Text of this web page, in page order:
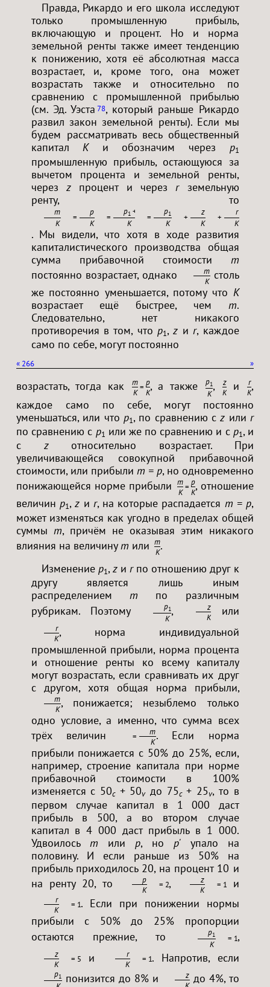
Правда, Рикардо и его школа исследуют
только промышленную прибыль,
включающую и процент. Но и норма
земельной ренты также имеет тенденцию
к понижению, хотя её абсолютная масса
возрастает, и, кроме того, она может
возрастать также и относительно по
сравнению с промышленной прибылью
(см. Эд. Уэста 78, который раньше Рикардо
развил закон земельной ренты). Если мы
будем рассматривать весь общественный
капиталKи обозначим через p1
промышленную прибыль, остающуюся за
вычетом процента и земельной ренты,
через zпроцент и черезrземельную
ренту, то
m = p =
p1 +
=
p1 + z +
r
K
K K K K K
. Мы видели, что хотя в ходе развития
капиталистического производства общая
сумма прибавочной стоимости m
постоянно возрастает, однако
m
Kстоль
же постоянно уменьшается, потому что K
возрастает ещё быстрее, чем m.
Следовательно, нет никакого
противоречия в том, что p1,z иr, каждое
само по себе, могут постоянно
« »
266
возрастать, тогда как m= p
K
K, а также p1
K
,
z
K
и
r
K,
каждое само по себе, могут постоянно
уменьшаться, или что p1, по сравнению сz илиr
по сравнению с p1 или же по сравнению и с p1, и
с zотносительно возрастает. При
увеличивающейся совокупной прибавочной
стоимости, или прибыли m = p, но одновременно
понижающейся норме прибыли m= p
K
K, отношение
величинp1,z и r, на которые распадается m = p,
может изменяться как угодно в пределах общей
суммы m, причём не оказывая этим никакого
влияния на величинуm или m
K.
Изменение p1,z и rпо отношению друг к
другу является лишь иным
распределением m по различным
рубрикам. Поэтому
p1
K
,
z
K
или
r
K, норма индивидуальной
промышленной прибыли, норма процента
и отношение ренты ко всему капиталу
могут возрастать, если сравнивать их друг
с другом, хотя общая норма прибыли,
m
K, понижается; незыблемо только
одно условие, а именно, что сумма всех
трёх величин
=
m
K. Если норма
прибыли понижается с 50% до 25%, если,
например, строение капитала при норме
прибавочной стоимости в 100%
изменяется с 50c+ 50vдо 75c+ 25v, то в
первом случае капитал в 1 000 даст
прибыль в 500, а во втором случае
капитал в 4 000 даст прибыль в 1 000.
Удвоилось m или p, но р'упало на
половину. И если раньше из 50% на
прибыль приходилось 20, на процент 10 и
на ренту 20, то
p = 20%
K , z = 10%
K и
r = 10%
K
. Если при понижении нормы
прибыли с 50% до 25% пропорции
остаются прежние, то
p1 = 10%
K
,
z = 5%
K и r = 10%
K . Напротив, если
p1понизится до 8% и
zдо 4%, то